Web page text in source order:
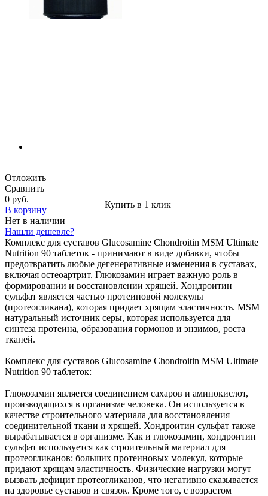
Отложить
Сравнить
0 руб.
В корзину
Купить в 1 клик
Нет в наличии
Нашли дешевле?
Комплекс для суставов Glucosamine Chondroitin MSM Ultimate
Nutrition 90 таблеток - принимают в виде добавки, чтобы
предотвратить любые дегенеративные изменения в суставах,
включая остеоартрит. Глюкозамин играет важную роль в
формировании и восстановлении хрящей. Хондроитин
сульфат является частью протеиновой молекулы
(протеогликана), которая придает хрящам эластичность. MSM
натуральный источник серы, которая используется для
синтеза протеина, образования гормонов и энзимов, роста
тканей.
Комплекс для суставов Glucosamine Chondroitin MSM Ultimate
Nutrition 90 таблеток:
Глюкозамин является соединением сахаров и аминокислот,
производящихся в организме человека. Он используется в
качестве строительного материала для восстановления
соединительной ткани и хрящей. Хондроитин сульфат также
вырабатывается в организме. Как и глюкозамин, хондроитин
сульфат используется как строительный материал для
протеогликанов: больших протеиновых молекул, которые
придают хрящам эластичность. Физические нагрузки могут
вызвать дефицит протеогликанов, что негативно сказывается
на здоровье суставов и связок. Кроме того, с возрастом